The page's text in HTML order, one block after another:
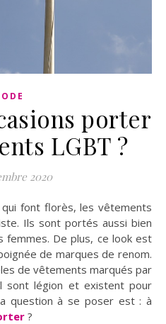
porter
LGBT ?
2020
Ils sont portés aussi bien
femmes. De plus, ce look est
de marques de renom.
de vêtements marqués par
sont légion et existent pour
question à se poser est : à
?